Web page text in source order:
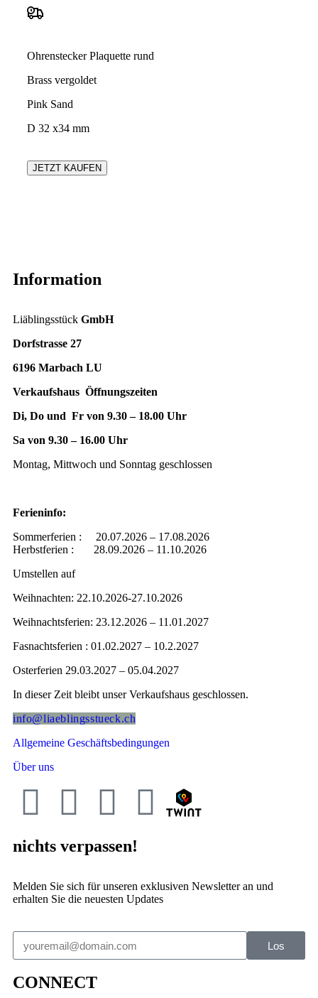
Ohrenstecker Plaquette rund
Brass vergoldet
Pink Sand
D 32 x34 mm
JETZT KAUFEN
Information
Liäblingsstück GmbH
Dorfstrasse 27
6196 Marbach LU
Verkaufshaus Öffnungszeiten
Di, Do und Fr von 9.30 – 18.00 Uhr
Sa von 9.30 – 16.00 Uhr
Montag, Mittwoch und Sonntag geschlossen
Ferieninfo:
Sommerferien : 20.07.2026 – 17.08.2026
Herbstferien : 28.09.2026 – 11.10.2026
Umstellen auf
Weihnachten: 22.10.2026-27.10.2026
Weihnachtsferien: 23.12.2026 – 11.01.2027
Fasnachtsferien : 01.02.2027 – 10.2.2027
Osterferien 29.03.2027 – 05.04.2027
In dieser Zeit bleibt unser Verkaufshaus geschlossen.
info@liaeblingsstueck.ch
Allgemeine Geschäftsbedingungen
Über uns
nichts verpassen!
Melden Sie sich für unseren exklusiven Newsletter an und
erhalten Sie die neuesten Updates
Los
CONNECT